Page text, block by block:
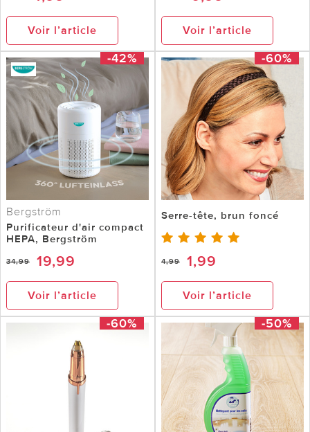
Voir l’article Voir l’article
-42%
Bergström
Purificateur d'air compact
HEPA, Bergström
34,99 19,99
Voir l’article
-60%
Serre-tête, brun foncé
4,99 1,99
Voir l’article
-60% -50%